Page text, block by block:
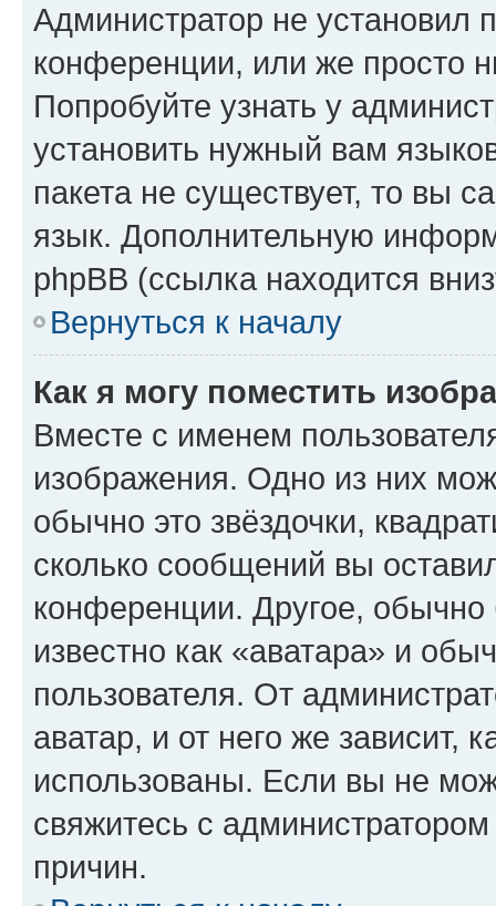
Администратор не установил
конференции, или же просто
Попробуйте узнать у
установить нужный вам
пакета не существует, то вы
язык. Дополнительную
phpBB (ссылка находится
Вернуться к началу
Как я могу поместить
Вместе с именем
изображения. Одно из них
обычно это звёздочки,
сколько сообщений вы
конференции. Другое,
известно как «аватара» и
пользователя. От
аватар, и от него же зависит,
использованы. Если вы не
свяжитесь с
причин.